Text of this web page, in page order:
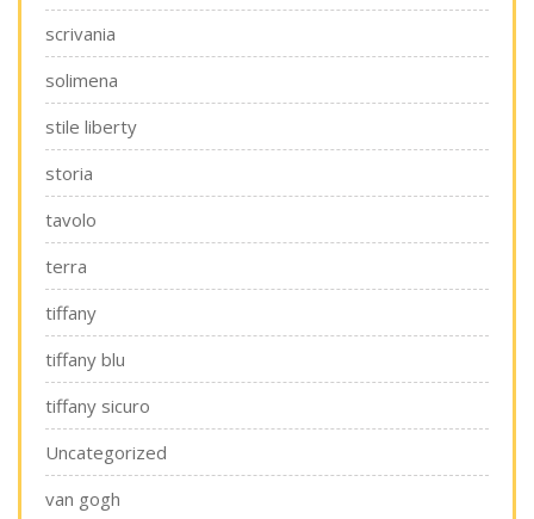
scrivania
solimena
stile liberty
storia
tavolo
terra
tiffany
tiffany blu
tiffany sicuro
Uncategorized
van gogh